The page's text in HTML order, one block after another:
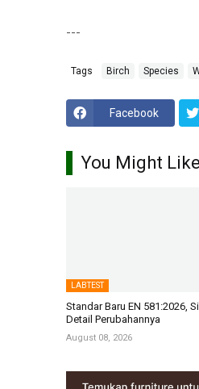
---
Tags Birch Species
Facebook
You Might Like
LABTEST
Standar Baru EN 581:2026,
Detail Perubahannya
August 08, 2026